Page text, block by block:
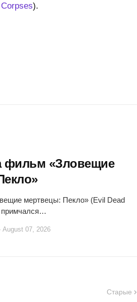
).
фильм «Зловещие
мертвецы: Пекло» (Evil Dead
примчался…
August 07, 2026
Старые